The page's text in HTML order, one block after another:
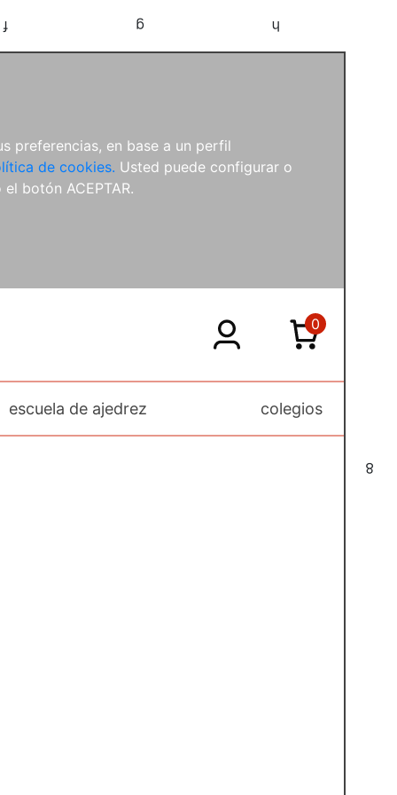
preferencias, en base a un perfil
de cookies. Usted puede configurar o
botón ACEPTAR.
f g h
8
escuela de ajedrez colegios
0